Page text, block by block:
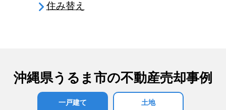
住み替え
沖縄県うるま市の不動産売却事例
一戸建て 土地